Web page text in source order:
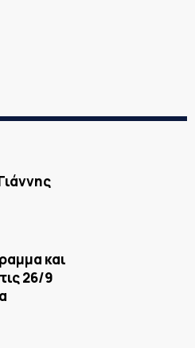
και
26/9